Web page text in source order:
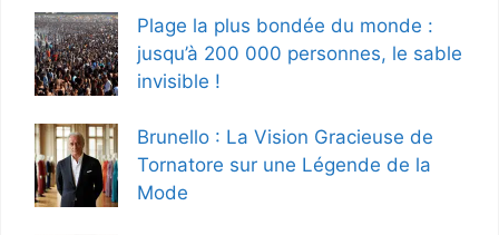
Plage la plus bondée du monde :
jusqu’à 200 000 personnes, le sable
invisible !
Brunello : La Vision Gracieuse de
Tornatore sur une Légende de la
Mode